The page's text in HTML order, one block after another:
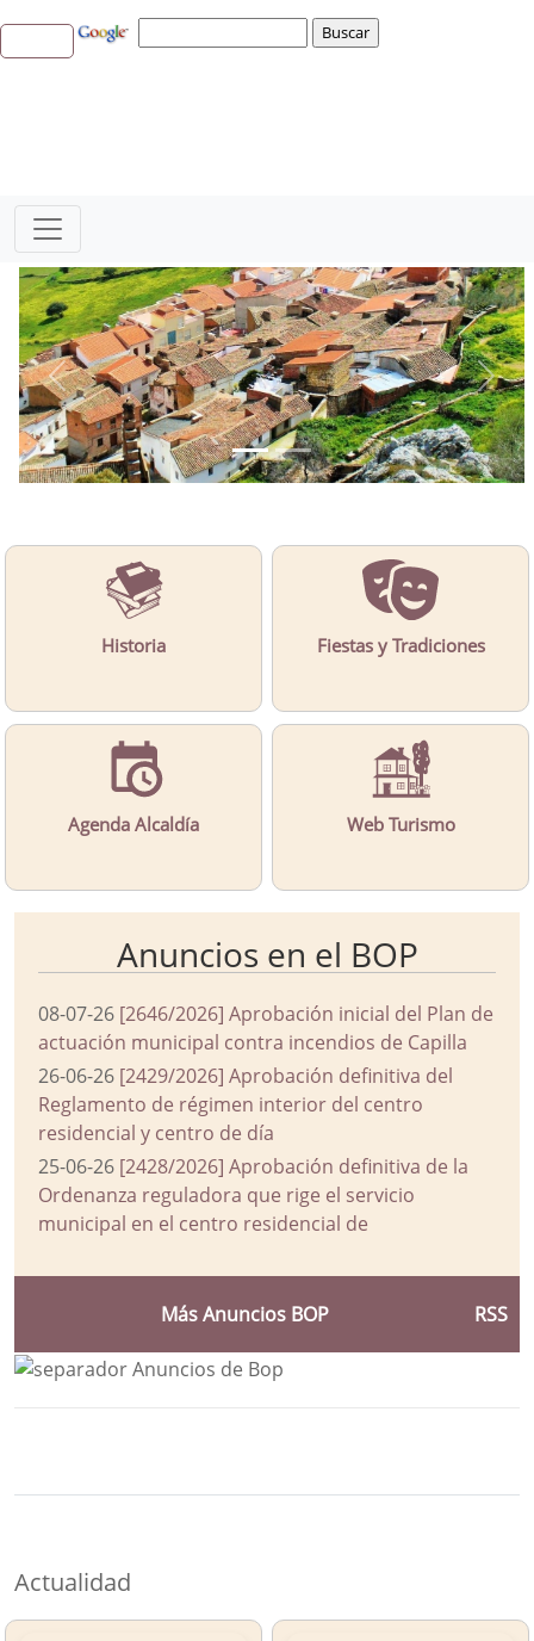
Historia Fiestas y Tradiciones
Agenda Alcaldía Web Turismo
Anuncios en el BOP
08-07-26 [2646/2026] Aprobación inicial del Plan de
actuación municipal contra incendios de Capilla
26-06-26 [2429/2026] Aprobación definitiva del
Reglamento de régimen interior del centro
residencial y centro de día
25-06-26 [2428/2026] Aprobación definitiva de la
Ordenanza reguladora que rige el servicio
municipal en el centro residencial de
Más Anuncios BOP RSS
Actualidad